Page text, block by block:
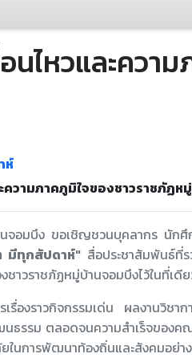
ไหวและควา
ห์
ความภาคภูมิใจของชาวราชภัฏห
จอมบึง ขอเชิญชวนบุคลากร นักศึ
มีทุกสัปดาห์" สื่อประชาสัมพันธ์ที่
งชาวราชภัฏหมู่บ้านจอมบึงไว้ในที่เดี
รื่องราวกิจกรรมเด่น ผลงานวิชา
ธรรม ตลอดจนความสำเร็จของ
ในการพัฒนาท้องถิ่นและสังคมอย่า